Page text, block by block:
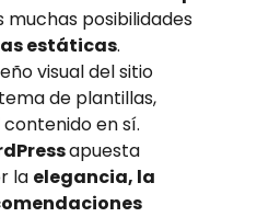
muchas posibilidades
estáticas.
visual del sitio
de plantillas,
en sí.
apuesta
la elegancia, la